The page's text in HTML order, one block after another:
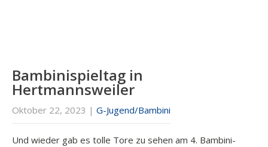
Bambinispieltag in
Hertmannsweiler
Oktober 22, 2023 | G-Jugend/Bambini
Und wieder gab es tolle Tore zu sehen am 4. Bambini-